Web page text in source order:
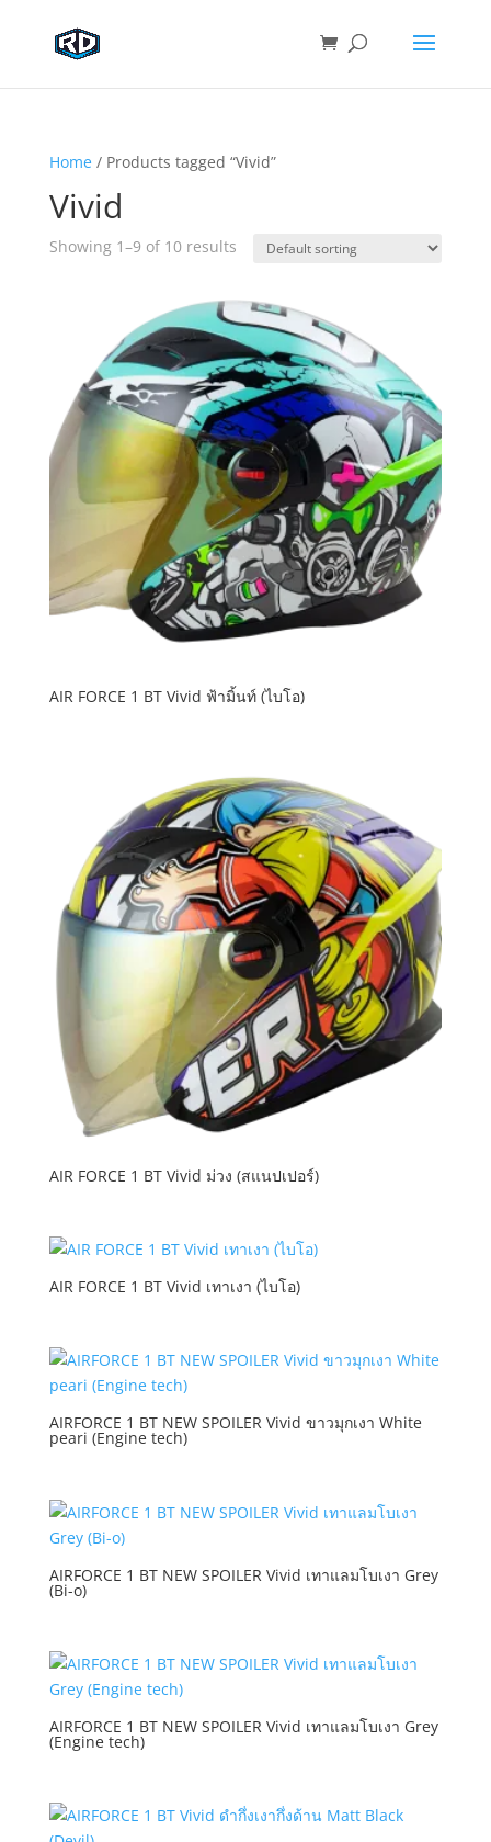
Home/ Products tagged “Vivid”
Vivid
Showing 1–9 of 10 results
AIR FORCE 1 BT Vivid ฟ้ามิ้นท์ (ไบโอ)
AIR FORCE 1 BT Vivid ม่วง (สแนปเปอร์)
AIR FORCE 1 BT Vivid เทาเงา (ไบโอ)
AIRFORCE 1 BT NEW SPOILER Vivid ขาวมุกเงา White
peari (Engine tech)
AIRFORCE 1 BT NEW SPOILER Vivid เทาแลมโบเงา Grey
(Bi-o)
AIRFORCE 1 BT NEW SPOILER Vivid เทาแลมโบเงา Grey
(Engine tech)